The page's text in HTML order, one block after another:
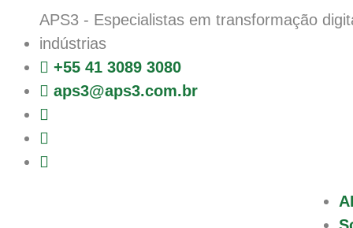
APS3 - Especialistas em transformação
indústrias
+55 41 3089 3080
aps3@aps3.com.br